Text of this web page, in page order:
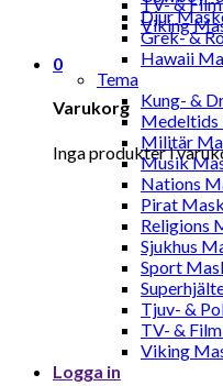
Viking
0
Varukorg
Inga produkter i
Djur
Grek- &
Hawaii
Tema
Kung- &
Medeltids
Militär
Musik
Nations
Pirat
Religions
Sjukhus
Sport
Tjuv- &
TV- &
Viking
Logga in